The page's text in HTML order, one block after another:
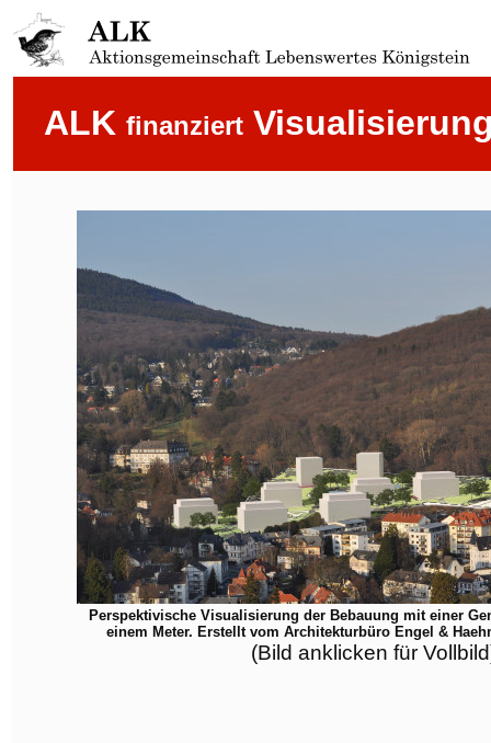
ALK finanziert
Perspektivische Visualisierung der Bebauung mit einer
einem Meter. Erstellt vom Architekturbüro Engel &
(Bild anklicken für